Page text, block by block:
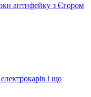
антифейку з Єгором
і що